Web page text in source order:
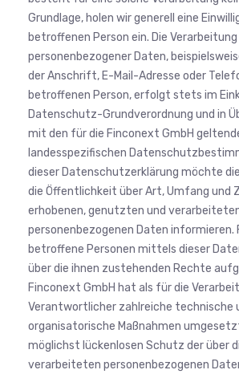
Grundlage, holen wir generell eine
betroffenen Person ein. Die Verarbeitung
personenbezogener Daten,
der Anschrift, E-Mail-Adresse oder
betroffenen Person, erfolgt stets im
Datenschutz-Grundverordnung und in
mit den für die Finconext GmbH
landesspezifischen
dieser Datenschutzerklärung möchte
die Öffentlichkeit über Art, Umfang und
erhobenen, genutzten und
personenbezogenen Daten informieren.
betroffene Personen mittels dieser
über die ihnen zustehenden Rechte
Finconext GmbH hat als für die
Verantwortlicher zahlreiche technische
organisatorische Maßnahmen
möglichst lückenlosen Schutz der über
verarbeiteten personenbezogenen